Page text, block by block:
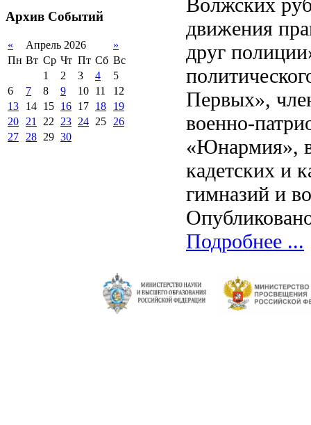
Международное
сотрудничество
Организация питания в
образовательной
организации
2011-2012 уч.год
Архив Событий
« Апрель 2026
»
Пн Вт Ср Чт Пт Сб Вс
1
2 3 4
5
6
7 8 9 10 11
12
13
14 15 16 17 18
19
20 21 22 23 24 25 26
27 28 29 30
движения
друг
Первых»,
военно-
«Юнармия»,
кадетских и
гимназий и
Подробнее ...